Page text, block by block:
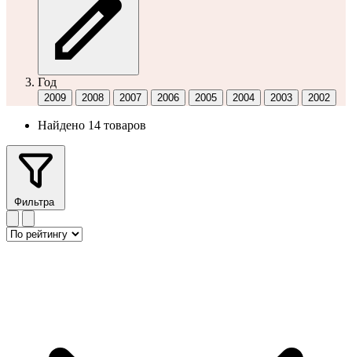
Год
2009 2008 2007 2006 2005 2004 2003 2002
Найдено 14 товаров
Фильтра